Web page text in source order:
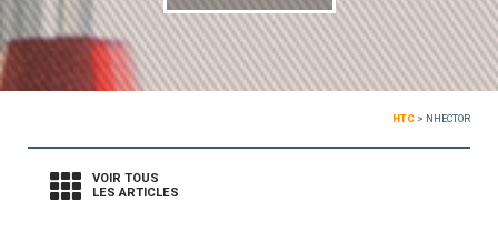
HTC > NHECTOR
VOIR TOUS
LES ARTICLES